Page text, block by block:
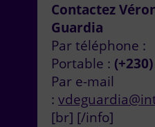
Contactez
Guardia
Par téléphone :
Portable :
Par e-mail
:
[br] [/info]